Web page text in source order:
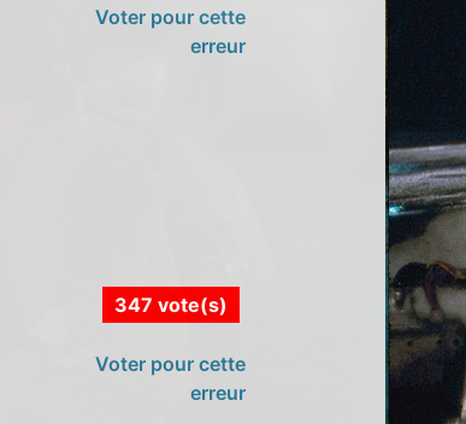
Voter pour cette
erreur
347 vote(s)
Voter pour cette
erreur